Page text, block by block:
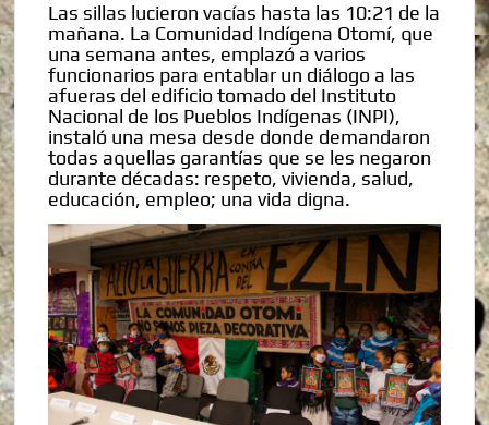
Las sillas lucieron vacías hasta las 10:21 de la
mañana. La Comunidad Indígena Otomí, que
una semana antes, emplazó a varios
funcionarios para entablar un diálogo a las
afueras del edificio tomado del Instituto
Nacional de los Pueblos Indígenas (INPI),
instaló una mesa desde donde demandaron
todas aquellas garantías que se les negaron
durante décadas: respeto, vivienda, salud,
educación, empleo; una vida digna.